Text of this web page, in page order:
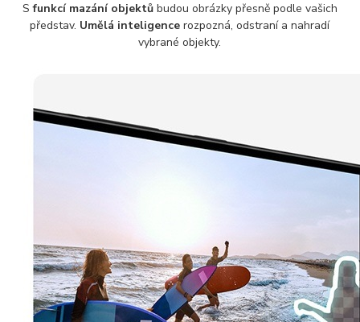
Sfunkcí mazání objektůbudou obrázky přesně podle vašich
představ. Umělá inteligence rozpozná, odstraní a nahradí
vybrané objekty.